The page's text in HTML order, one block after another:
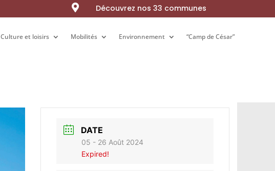
 Découvrez nos 33 communes
Culture et loisirs Mobilités Environnement “Camp de César”
Culture et loisirs Mobilités Environnement “Camp de César”
DATE
05 - 26 Août 2024
Expired!